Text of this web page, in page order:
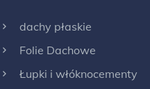
dachy płaskie
Folie Dachowe
Łupki i włóknocementy